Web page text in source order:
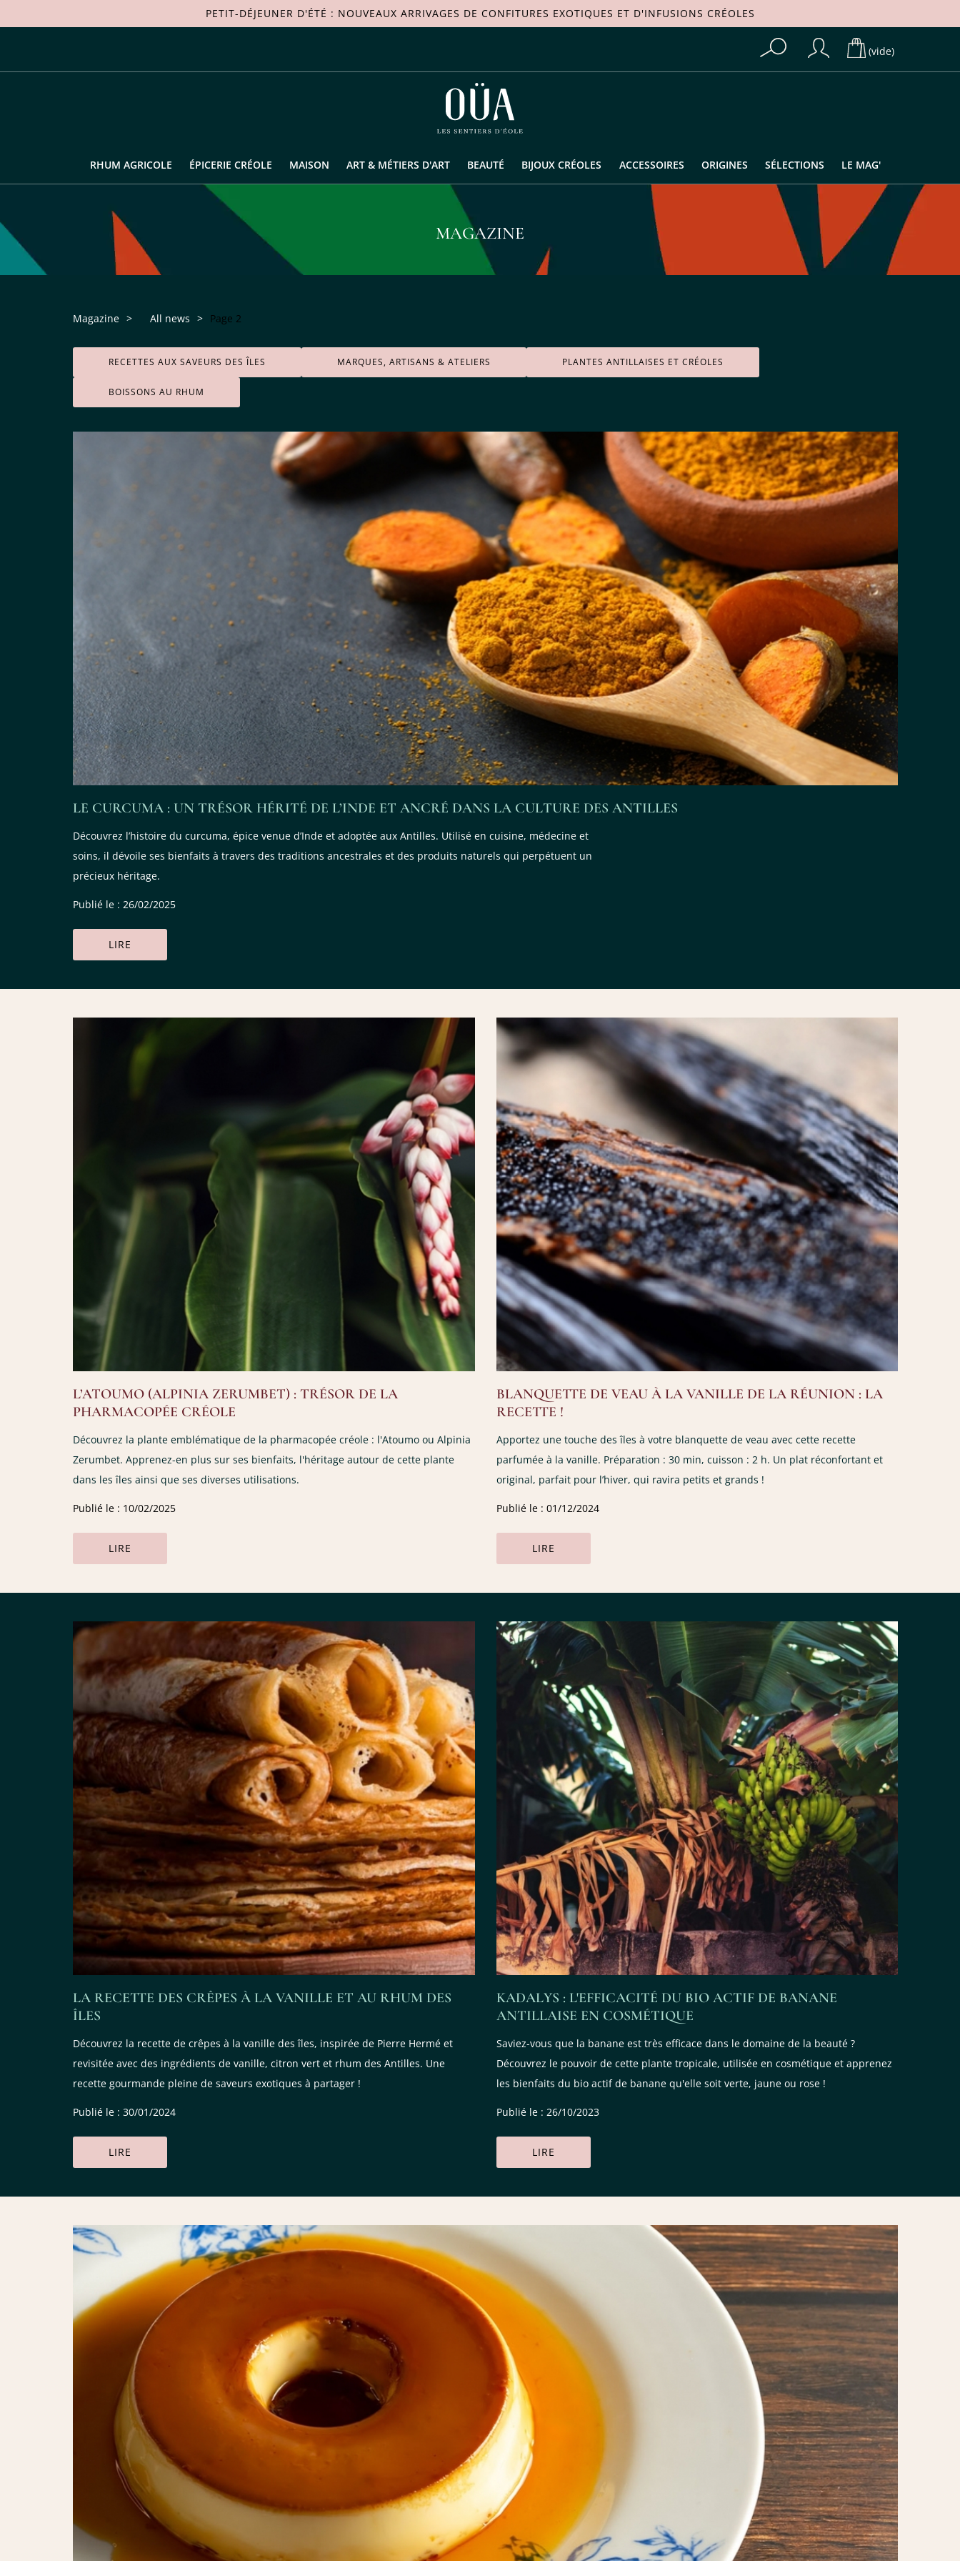
PETIT-DÉJEUNER D'ÉTÉ : NOUVEAUX ARRIVAGES DE CONFITURES EXOTIQUES ET D'INFUSIONS CRÉOLES
(vide)
RHUM AGRICOLE ÉPICERIE CRÉOLE MAISON ART & MÉTIERS D'ART BEAUTÉ BIJOUX CRÉOLES ACCESSOIRES ORIGINES SÉLECTIONS LE MAG'
MAGAZINE
Magazine > All news > Page 2
RECETTES AUX SAVEURS DES ÎLES MARQUES, ARTISANS & ATELIERS PLANTES ANTILLAISES ET CRÉOLES
BOISSONS AU RHUM
LE CURCUMA : UN TRÉSOR HÉRITÉ DE L’INDE ET ANCRÉ DANS LA CULTURE DES ANTILLES
Découvrez l’histoire du curcuma, épice venue d’Inde et adoptée aux Antilles. Utilisé en cuisine, médecine et
soins, il dévoile ses bienfaits à travers des traditions ancestrales et des produits naturels qui perpétuent un
précieux héritage.
Publié le : 26/02/2025
LIRE
L’ATOUMO (ALPINIA ZERUMBET) : TRÉSOR DE LA
PHARMACOPÉE CRÉOLE
Découvrez la plante emblématique de la pharmacopée créole : l'Atoumo ou Alpinia
Zerumbet. Apprenez-en plus sur ses bienfaits, l'héritage autour de cette plante
dans les îles ainsi que ses diverses utilisations.
Publié le : 10/02/2025
LIRE
BLANQUETTE DE VEAU À LA VANILLE DE LA RÉUNION : LA
RECETTE !
Apportez une touche des îles à votre blanquette de veau avec cette recette
parfumée à la vanille. Préparation : 30 min, cuisson : 2 h. Un plat réconfortant et
original, parfait pour l’hiver, qui ravira petits et grands !
Publié le : 01/12/2024
LIRE
LA RECETTE DES CRÊPES À LA VANILLE ET AU RHUM DES
ÎLES
Découvrez la recette de crêpes à la vanille des îles, inspirée de Pierre Hermé et
revisitée avec des ingrédients de vanille, citron vert et rhum des Antilles. Une
recette gourmande pleine de saveurs exotiques à partager !
Publié le : 30/01/2024
LIRE
KADALYS : L'EFFICACITÉ DU BIO ACTIF DE BANANE
ANTILLAISE EN COSMÉTIQUE
Saviez-vous que la banane est très efficace dans le domaine de la beauté ?
Découvrez le pouvoir de cette plante tropicale, utilisée en cosmétique et apprenez
les bienfaits du bio actif de banane qu'elle soit verte, jaune ou rose !
Publié le : 26/10/2023
LIRE